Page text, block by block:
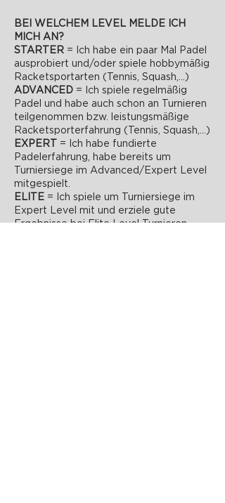
BEI WELCHEM LEVEL MELDE ICH
MICH AN?
STARTER = Ich habe ein paar Mal Padel
ausprobiert und/oder spiele hobbymäßig
Racketsportarten (Tennis, Squash,...)
ADVANCED = Ich spiele regelmäßig
Padel und habe auch schon an Turnieren
teilgenommen bzw. leistungsmäßige
Racketsporterfahrung (Tennis, Squash,...)
EXPERT = Ich habe fundierte
Padelerfahrung, habe bereits um
Turniersiege im Advanced/Expert Level
mitgespielt.
ELITE = Ich spiele um Turniersiege im
Expert Level mit und erziele gute
Ergebnisse bei Elite Level Turnieren